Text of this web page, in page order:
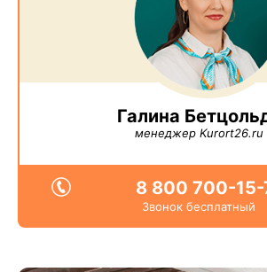
Галина
менеджер Kurort26.ru
8 800 700-15-
Звонок бесплатный